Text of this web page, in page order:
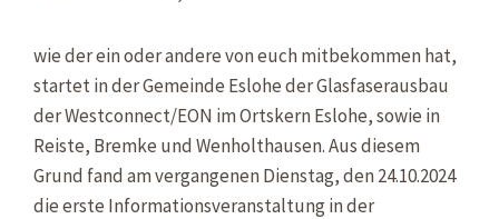
wie der ein oder andere von euch mitbekommen hat,
startet in der Gemeinde Eslohe der Glasfaserausbau
der Westconnect/EON im Ortskern Eslohe, sowie in
Reiste, Bremke und Wenholthausen. Aus diesem
Grund fand am vergangenen Dienstag, den 24.10.2024
die erste Informationsveranstaltung in der